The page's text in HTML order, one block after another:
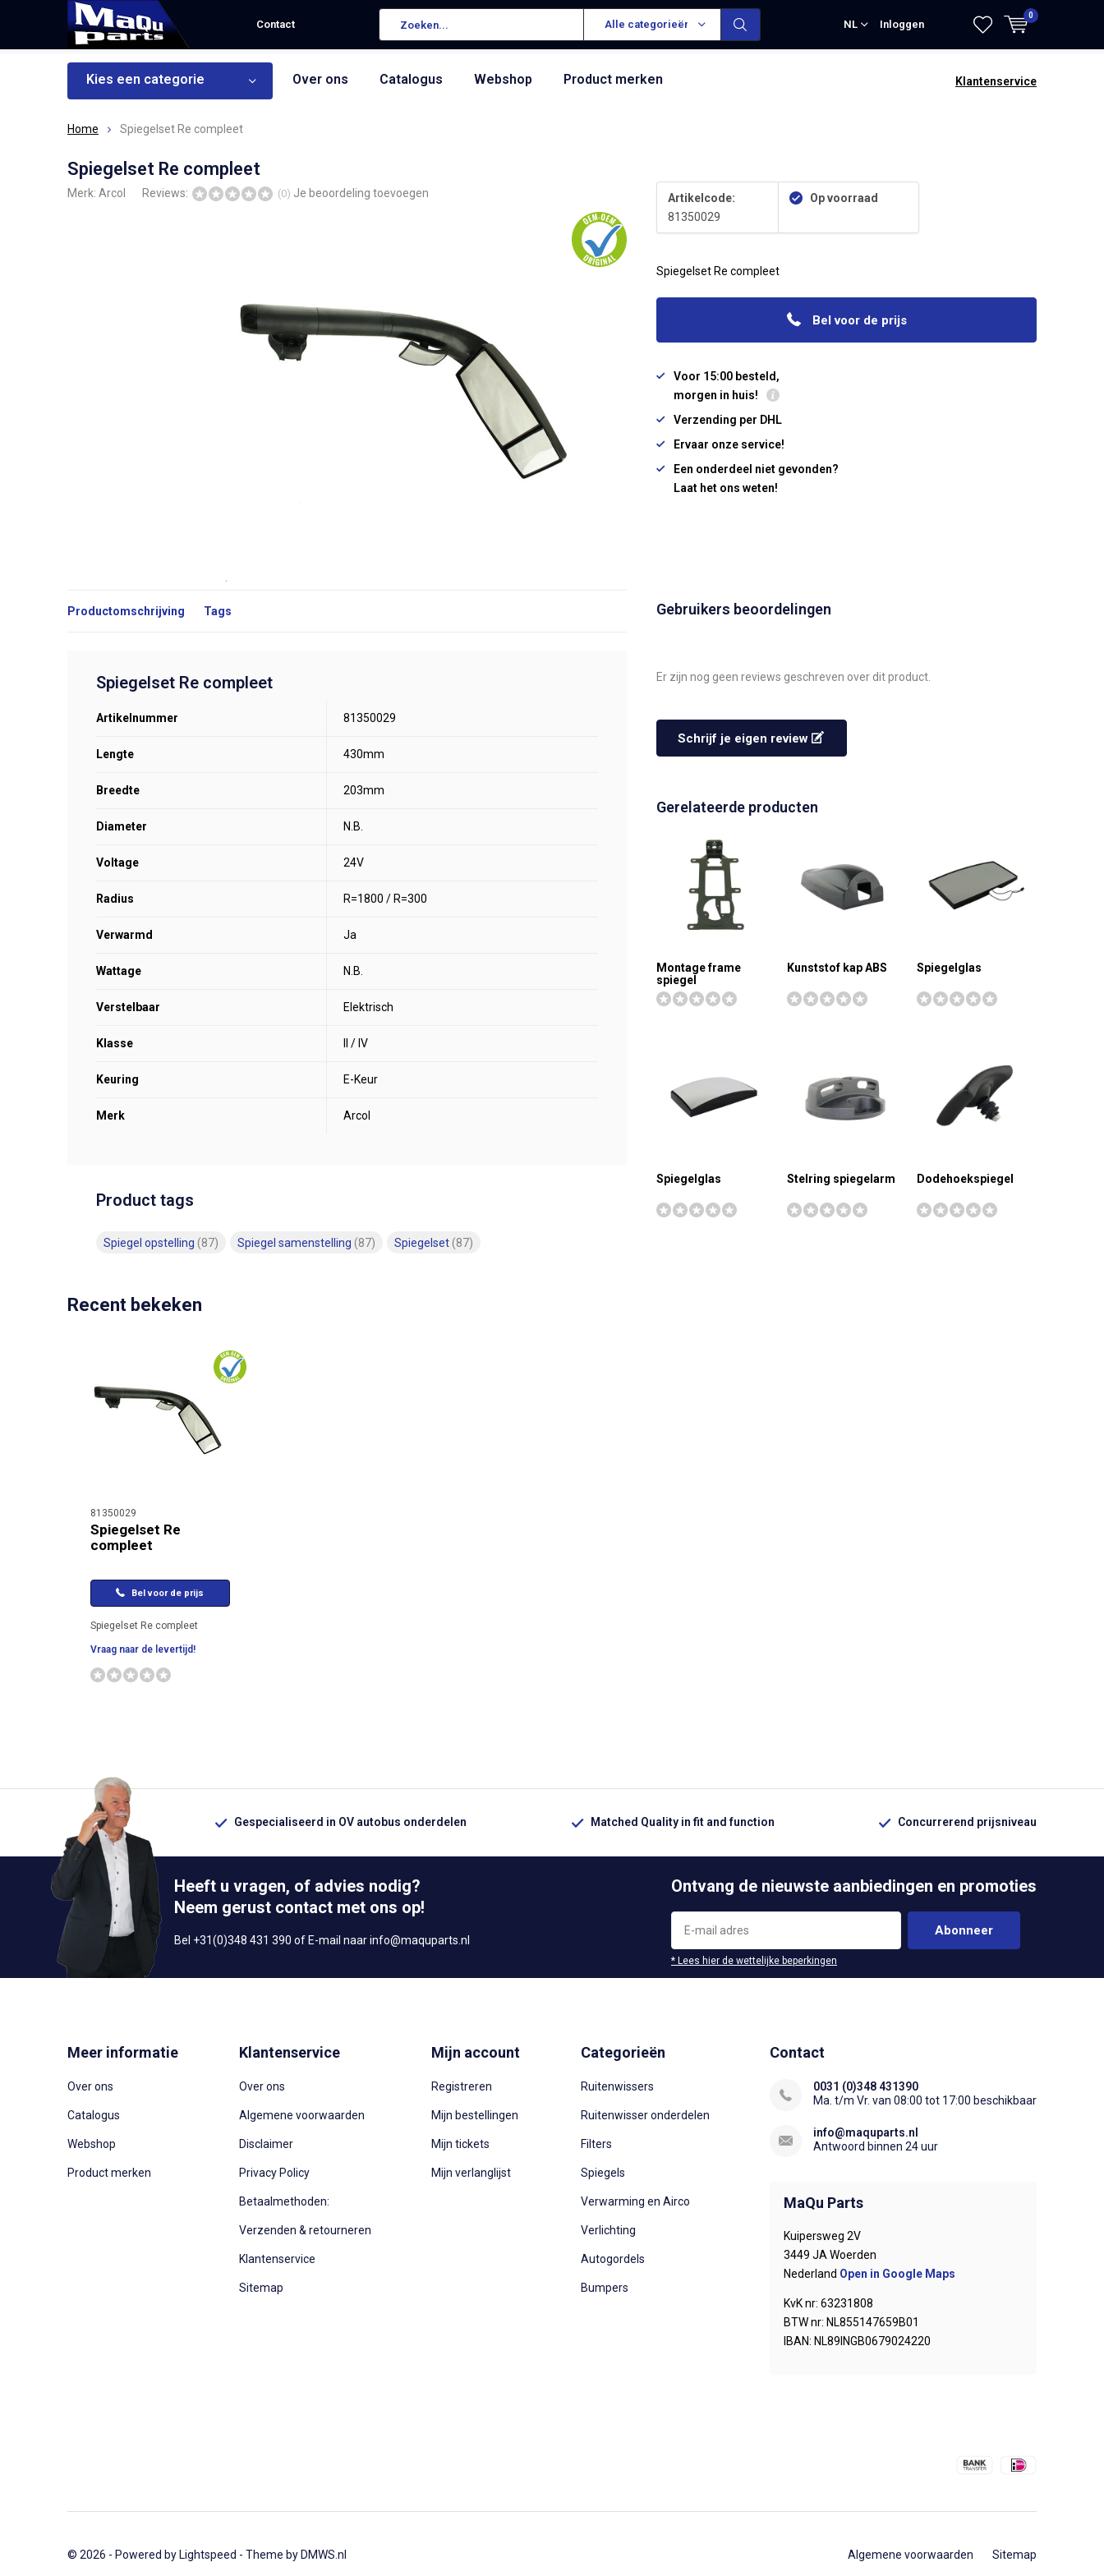
Contact Alle categorieën NL Inloggen
0
Kies een categorie Over ons Catalogus Webshop Product merken Klantenservice
Home Spiegelset Re compleet
Spiegelset Re compleet
Merk: Arcol Reviews: (0) Je beoordeling toevoegen
Artikelcode:
81350029
Op voorraad
Spiegelset Re compleet
Bel voor de prijs
Voor 15:00 besteld,
morgen in huis!
Verzending per DHL
Ervaar onze service!
Een onderdeel niet gevonden?
Laat het ons weten!
Productomschrijving Tags
Spiegelset Re compleet
Artikelnummer 81350029
Lengte 430mm
Breedte 203mm
Diameter N.B.
Voltage 24V
Radius R=1800 / R=300
Verwarmd Ja
Wattage N.B.
Verstelbaar Elektrisch
Klasse II / IV
Keuring E-Keur
Merk Arcol
Product tags
Spiegel opstelling (87) Spiegel samenstelling (87) Spiegelset (87)
Gebruikers beoordelingen
Er zijn nog geen reviews geschreven over dit product.
Schrijf je eigen review
Gerelateerde producten
Montage frame
spiegel
Kunststof kap ABS Spiegelglas
Spiegelglas Stelring spiegelarm Dodehoekspiegel
Recent bekeken
81350029
Spiegelset Re
compleet
Bel voor de prijs
Spiegelset Re compleet
Vraag naar de levertijd!
Gespecialiseerd in OV autobus onderdelen Matched Quality in fit and function Concurrerend prijsniveau
Heeft u vragen, of advies nodig?
Neem gerust contact met ons op!
Bel +31(0)348 431 390 of E-mail naarinfo@maquparts.nl
Ontvang de nieuwste aanbiedingen en promoties
Abonneer
* Lees hier de wettelijke beperkingen
Meer informatie
Over ons
Catalogus
Webshop
Product merken
Klantenservice
Over ons
Algemene voorwaarden
Disclaimer
Privacy Policy
Betaalmethoden:
Verzenden & retourneren
Klantenservice
Sitemap
Mijn account
Registreren
Mijn bestellingen
Mijn tickets
Mijn verlanglijst
Categorieën
Ruitenwissers
Ruitenwisser onderdelen
Filters
Spiegels
Verwarming en Airco
Verlichting
Autogordels
Bumpers
Contact
0031 (0)348 431390
Ma. t/m Vr. van 08:00 tot 17:00 beschikbaar
info@maquparts.nl
Antwoord binnen 24 uur
MaQu Parts
Kuipersweg 2V
3449 JA Woerden
Nederland Open in Google Maps
KvK nr: 63231808
BTW nr: NL855147659B01
IBAN: NL89INGB0679024220
© 2026 - Powered by Lightspeed - Theme by DMWS.nl Algemene voorwaarden Sitemap